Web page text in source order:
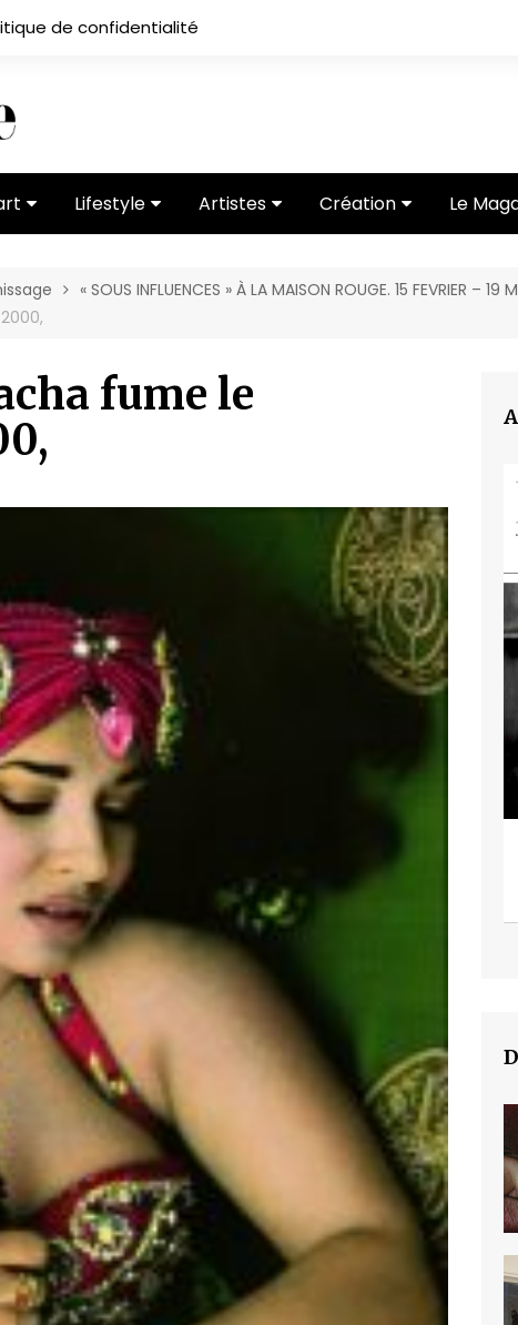
de confidentialité
Lifestyle
Mode
Artistes
Entretiens
Création
Vidéos
Le
« SOUS INFLUENCES » À LA MAISON ROUGE. 15 FEVRIER – 19
fume le